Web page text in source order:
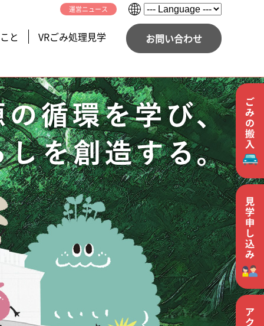
運営ニュース
と VRごみ処理見学 お問い合わせ